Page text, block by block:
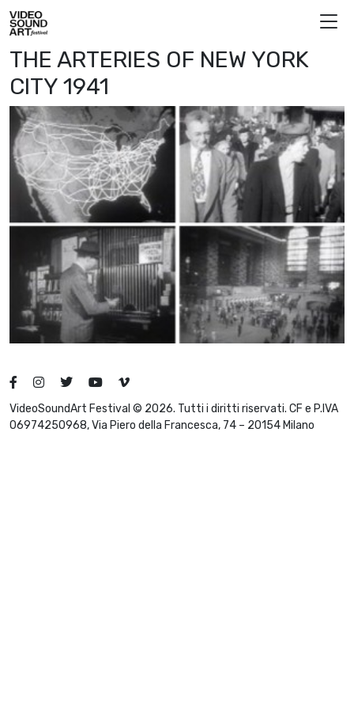
Skip to content
Video Sound Art
THE ARTERIES OF NEW YORK
CITY 1941
VideoSoundArt Festival © 2026. Tutti i diritti riservati. CF e P.IVA
06974250968, Via Piero della Francesca, 74 – 20154 Milano